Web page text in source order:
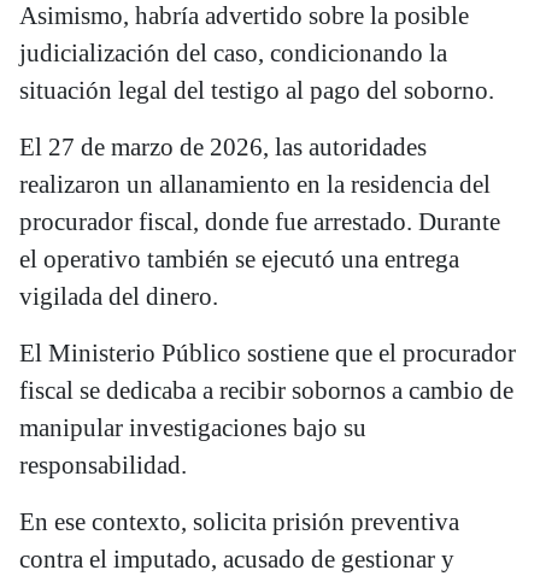
Asimismo, habría advertido sobre la posible
judicialización del caso, condicionando la
situación legal del testigo al pago del soborno.
El 27 de marzo de 2026, las autoridades
realizaron un allanamiento en la residencia del
procurador fiscal, donde fue arrestado. Durante
el operativo también se ejecutó una entrega
vigilada del dinero.
El Ministerio Público sostiene que el procurador
fiscal se dedicaba a recibir sobornos a cambio de
manipular investigaciones bajo su
responsabilidad.
En ese contexto, solicita prisión preventiva
contra el imputado, acusado de gestionar y